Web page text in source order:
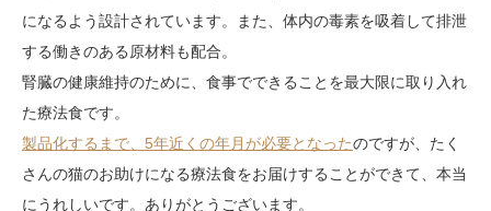
になるよう設計されています。また、体内の毒素を吸着して排泄
する働きのある原材料も配合。
腎臓の健康維持のために、食事でできることを最大限に取り入れ
た療法食です。
製品化するまで、5年近くの年月が必要となったのですが、たく
さんの猫のお助けになる療法食をお届けすることができて、本当
にうれしいです。ありがとうございます。